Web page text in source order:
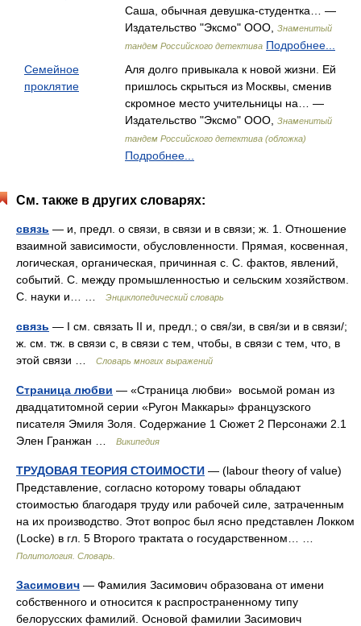
Саша, обычная девушка-студентка… —
Издательство "Эксмо" ООО,
Знаменитый
тандем Российского детектива Подробнее...
Семейное
проклятие
Аля долго привыкала к новой жизни. Ей
пришлось скрыться из Москвы, сменив
скромное место учительницы на… —
Издательство "Эксмо" ООО,
Знаменитый
тандем Российского детектива (обложка)
Подробнее...
См. также в других словарях:
связь — и, предл. о связи, в связи и в связи; ж. 1. Отношение
взаимной зависимости, обусловленности. Прямая, косвенная,
логическая, органическая, причинная с. С. фактов, явлений,
событий. С. между промышленностью и сельским хозяйством.
С. науки и… …
Энциклопедический словарь
связь — I см. связать II и, предл.; о свя/зи, в свя/зи и в связи/;
ж. см. тж. в связи с, в связи с тем, чтобы, в связи с тем, что, в
этой связи …
Словарь многих выражений
Страница любви — «Страница любви» восьмой роман из
двадцатитомной серии «Ругон Маккары» французского
писателя Эмиля Золя. Содержание 1 Сюжет 2 Персонажи 2.1
Элен Гранжан …
Википедия
ТРУДОВАЯ ТЕОРИЯ СТОИМОСТИ — (labour theory of value)
Представление, согласно которому товары обладают
стоимостью благодаря труду или рабочей силе, затраченным
на их производство. Этот вопрос был ясно представлен Локком
(Locke) в гл. 5 Второго трактата о государственном… …
Политология. Словарь.
Засимович — Фамилия Засимович образована от имени
собственного и относится к распространенному типу
белорусских фамилий. Основой фамилии Засимович